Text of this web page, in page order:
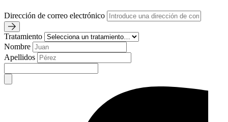
Dirección de correo electrónico
Tratamiento
Nombre
Apellidos